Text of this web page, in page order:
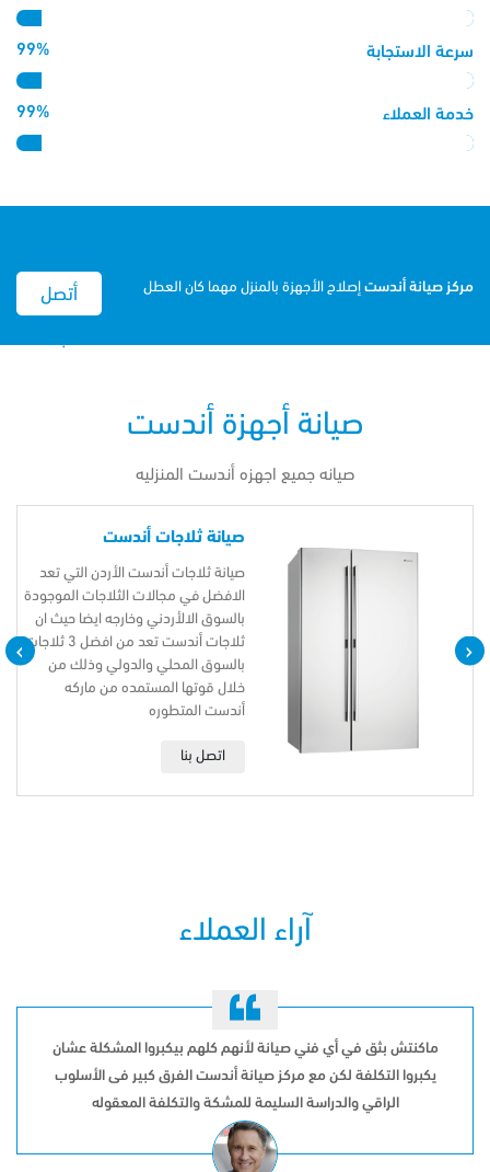
سرعة الاستجابة 99%
خدمة العملاء 99%
مركز صيانة أندست إصلاح الأجهزة بالمنزل مهما كان العطل أتصل
صيانة أجهزة أندست
صيانه جميع اجهزه أندست المنزليه
صيانة ثلاجات أندست
صيانة ثلاجات أندست الأردن التي تعد
الافضل في مجالات الثلاجات الموجودة
بالسوق الالأردني وخارجه ايضا حيث ان
ثلاجات أندست تعد من افضل 3 ثلاجات
بالسوق المحلي والدولي وذلك من
خلال قوتها المستمده من ماركه
أندست المتطوره
اتصل بنا
‹
›
آراء العملاء
ماكنتش بثق في أي فني صيانة لأنهم كلهم بيكبروا المشكلة عشان
يكبروا التكلفة لكن مع مركز صيانة أندست الفرق كبير فى الأسلوب
الراقي والدراسة السليمة للمشكة والتكلفة المعقوله